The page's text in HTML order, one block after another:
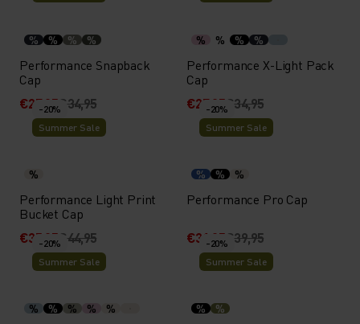
% % % %
Performance Snapback
Cap
€27,95€34,95
% % % %
Performance X-Light Pack
Cap
€27,95€34,95
-20%
Summer Sale
%
Performance Light Print
Bucket Cap
€35,95€44,95
-20%
Summer Sale
% % %
Performance Pro Cap
€31,95€39,95
-20%
Summer Sale
% % % % %
-20%
Summer Sale
% %